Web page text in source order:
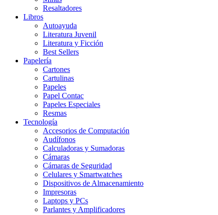
Resaltadores
Libros
Autoayuda
Literatura Juvenil
Literatura y Ficción
Best Sellers
Papelería
Cartones
Cartulinas
Papeles
Papel Contac
Papeles Especiales
Resmas
Tecnología
Accesorios de Computación
Audífonos
Calculadoras y Sumadoras
Cámaras
Cámaras de Seguridad
Celulares y Smartwatches
Dispositivos de Almacenamiento
Impresoras
Laptops y PCs
Parlantes y Amplificadores